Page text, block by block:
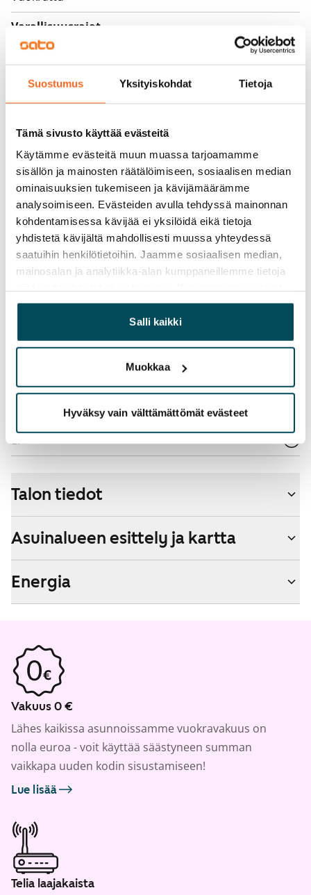
Suostumus Yksityiskohdat Tietoja
Tämä sivusto käyttää evästeitä
Käytämme evästeitä muun muassa tarjoamamme
sisällön ja mainosten räätälöimiseen, sosiaalisen median
ominaisuuksien tukemiseen ja kävijämäärämme
analysoimiseen. Evästeiden avulla tehdyssä mainonnan
kohdentamisessa kävijää ei yksilöidä eikä tietoja
yhdistetä kävijältä mahdollisesti muussa yhteydessä
saatuihin henkilötietoihin. Jaamme sosiaalisen median,
mainosalan ja analytiikka-alan kumppaneillemme tietoja
yhdistää näitä tietoja muihin tietoihin, joita olet antanut
heille tai joita on kerätty, kun olet käyttänyt heidän
palvelujaan.
Salli kaikki
Muokkaa
Hyväksy vain välttämättömät evästeet
Varallisuusrajat
Ei
Vuokravakuus
Kotivakuutus
Pakollinen, ei sisälly vuokraan
Vesimaksu
27 €/hlö/kk
Sähkömaksu
Vuokralainen solmii itse sähkösopimuksen.
Laajakaista
Vuokraan sisältyy 50 M laajakaistaliittymä. Voit hankkia
lisänopeutta etuhintaan ottamalla yhteyttä
operaattoriin Telia.
Kyllä
Savuton talo
Ei
Talon tiedot
Asuinalueen esittely ja kartta
Energia
Vakuus 0 €
Lähes kaikissa asunnoissamme vuokravakuus on
nolla euroa - voit käyttää säästyneen summan
vaikkapa uuden kodin sisustamiseen!
Lue lisää
Telia laajakaista